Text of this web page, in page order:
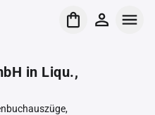
in Liqu.,